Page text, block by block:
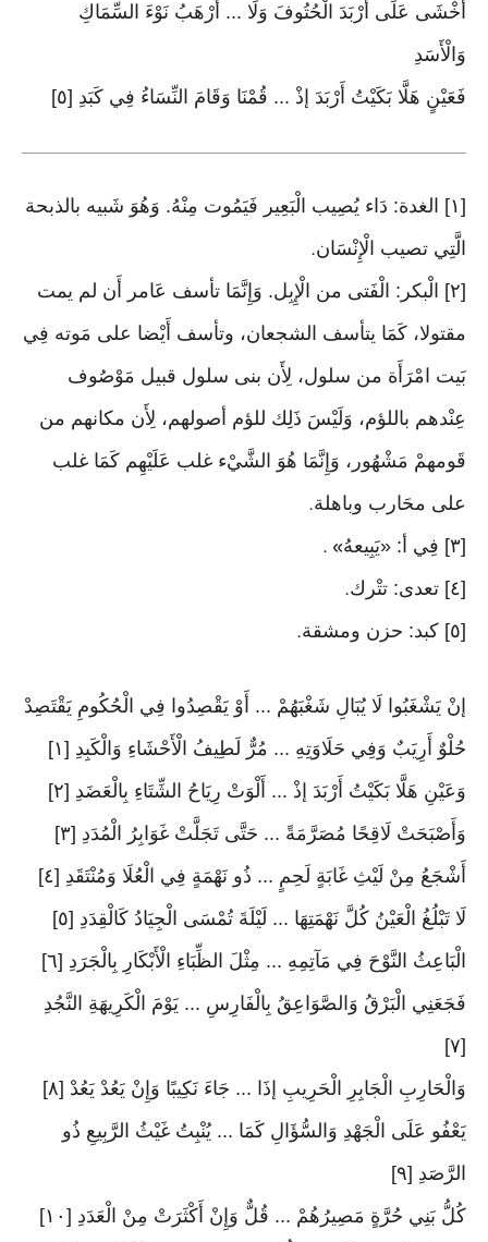
أَخْشَى عَلَى أَرْبَدَ الْحُتُوفَ وَلَا ... أَرْهَبُ نَوْءَ السِّمَاكِ
وَالْأَسَدِ
فَعَيْنٍ هَلَّا بَكَيْتُ أَرْبَدَ إذْ ... قُمْنَا وَقَامَ النِّسَاءُ فِي كَبَدِ [٥]
[١] الغدة: دَاء يُصِيب الْبَعِير فَيَمُوت مِنْهُ. وَهُوَ شَبيه بالذبحة
الَّتِي تصيب الْإِنْسَان.
[٢] الْبكر: الْفَتى من الْإِبِل. وَإِنَّمَا تأسف عَامر أَن لم يمت
مقتولا، كَمَا يتأسف الشجعان، وتأسف أَيْضا على مَوته فِي
بَيت امْرَأَة من سلول، لِأَن بنى سلول قبيل مَوْصُوف
عِنْدهم باللؤم، وَلَيْسَ ذَلِك للؤم أصولهم، لِأَن مكانهم من
قَومهمْ مَشْهُور، وَإِنَّمَا هُوَ الشَّيْء غلب عَلَيْهِم كَمَا غلب
على محَارب وباهلة.
[٣] فِي أ: «يَبِيعهُ » .
[٤] تعدى: تتْرك .
[٥] كبد: حزن ومشقة .
إنْ يَشْغَبُوا لَا يُبَالِ شَغْبَهُمْ ... أَوْ يَقْصِدُوا فِي الْحُكُومِ يَقْتَصِدْ
حُلْوٌ أَرِيَبٌ وَفِي حَلَاوَتِهِ ... مُرٌّ لَطِيفُ الْأَحْشَاءِ وَالْكَبِدِ [١]
وَعَيْنِ هَلَّا بَكَيْتُ أَرْبَدَ إذْ ... أَلْوَتْ رِيَاحُ الشِّتَاءِ بِالْعَضَدِ [٢]
وَأَصْبَحَتْ لَاقِحًا مُصَرَّمَةً ... حَتَّى تَجَلَّتْ غَوَابِرُ الْمُدَدِ [٣]
أَشْجَعُ مِنْ لَيْثِ غَابَةٍ لَحِمٍ ... ذُو نَهْمَةٍ فِي الْعُلَا وَمُنْتَقَدِ [٤]
لَا تَبْلُغُ الْعَيْنُ كُلَّ نَهْمَتِهَا ... لَيْلَةَ تُمْسَى الْجِيَادُ كَالْقِدَدِ [٥]
الْبَاعِثُ النَّوْحَ فِي مَآتِمِهِ ... مِثْلَ الظِّبَاءِ الْأَبْكَارِ بِالْجَرَدِ [٦]
فَجَعَنِي الْبَرْقُ وَالصَّوَاعِقُ بِالْفَارِسِ ... يَوْمَ الْكَرِيهَةِ النَّجُدِ
[٧]
وَالْحَارِبِ الْجَابِرِ الْحَرِيبِ إذَا ... جَاءَ نَكِيبًا وَإِنْ يَعُدْ يَعُدْ [٨]
يَعْفُو عَلَى الْجَهْدِ وَالسُّؤَالِ كَمَا ... يُنْبِتُ غَيْثُ الرَّبِيعِ ذُو
الرَّصَدِ [٩]
كُلُّ بَنِي حُرَّةٍ مَصِيرُهُمْ ... قُلٌّ وَإِنْ أَكْثَرَتْ مِنْ الْعَدَدِ [١٠]